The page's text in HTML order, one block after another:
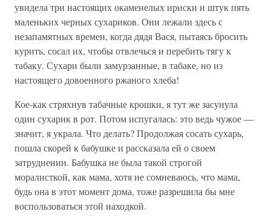
увидела три настоящих окаменелых ириски и штук пять
маленьких черных сухариков. Они лежали здесь с
незапамятных времен, когда дядя Вася, пытаясь бросить
курить, сосал их, чтобы отвлечься и перебить тягу к
табаку. Сухари были замурзанные, в табаке, но из
настоящего довоенного ржаного хлеба!
Кое-как стряхнув табачные крошки, я тут же засунула
один сухарик в рот. Потом испугалась: это ведь чужое —
значит, я украла. Что делать? Продолжая сосать сухарь,
пошла скорей к бабушке и рассказала ей о своем
затруднении. Бабушка не была такой строгой
моралисткой, как мама, хотя не сомневаюсь, что мама,
будь она в этот момент дома, тоже разрешила бы мне
воспользоваться этой находкой.